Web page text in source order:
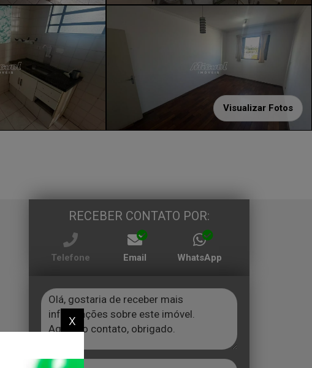
Visualizar Fotos
RECEBER CONTATO POR:
Telefone Email WhatsApp
x